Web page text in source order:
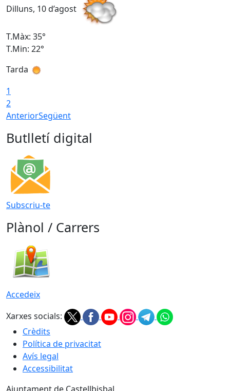
Dilluns, 10 d’agost
T.Màx: 35°
T.Min: 22°
Tarda
1
2
AnteriorSegüent
Butlletí digital
Subscriu-te
Plànol / Carrers
Accedeix
Xarxes socials:
Crèdits
Política de privacitat
Avís legal
Accessibilitat